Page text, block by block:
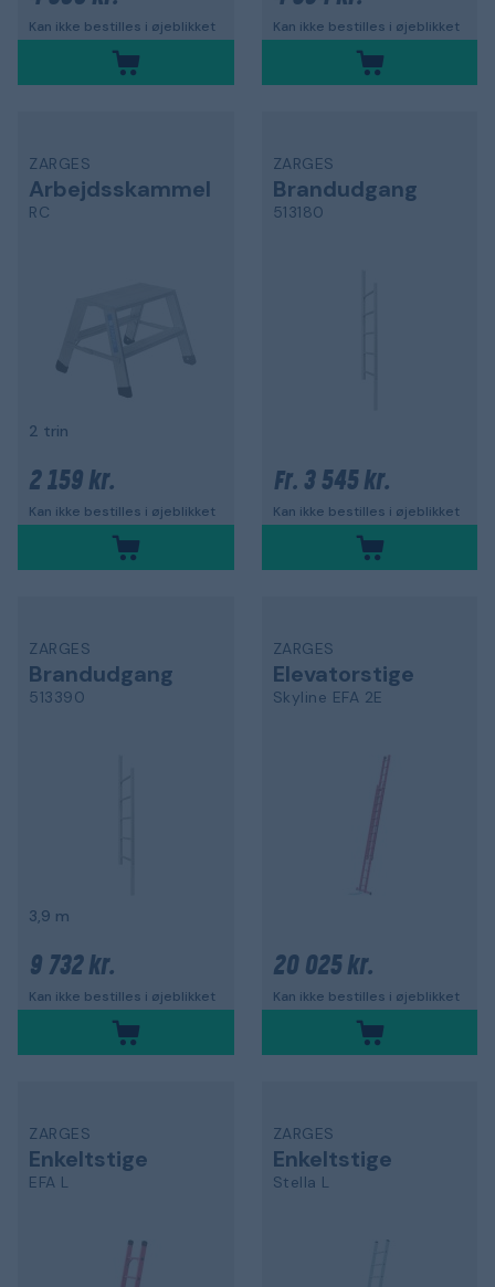
Kan ikke bestilles i øjeblikket Kan ikke bestilles i øjeblikket
ZARGES
Arbejdsskammel
RC
2 trin
2 159 kr.
Kan ikke bestilles i øjeblikket
ZARGES
Brandudgang
513180
Fr. 3 545 kr.
Kan ikke bestilles i øjeblikket
ZARGES
Brandudgang
513390
3,9 m
9 732 kr.
Kan ikke bestilles i øjeblikket
ZARGES
Elevatorstige
Skyline EFA 2E
20 025 kr.
Kan ikke bestilles i øjeblikket
ZARGES
Enkeltstige
EFA L
ZARGES
Enkeltstige
Stella L